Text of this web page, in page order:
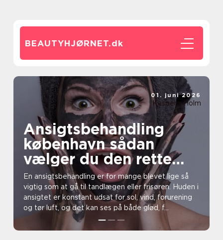
BEAUTYHJØRNET.dk
Ansigtsbehandling
københavn sådan
vælger du den rette
klinik
En ansigtsbehandling er for mange blevet lige så
vigtig som at gå til tandlægen eller frisøren. Huden i
ansigtet er konstant udsat for sol, vind, forurening
og tør luft, og det kan ses på både glød, f...
01. juni 2026
Kasperq Holm